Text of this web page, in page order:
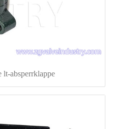
lt-absperrklappe